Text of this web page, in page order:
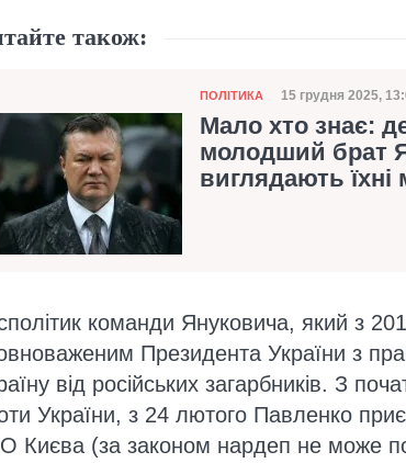
також:
Категорія
ПОЛІТИКА Дата
15 грудня 2025,
Мало хто знає:
молодший брат
виглядають
команди Януковича, який з
Президента України з
від російських загарбників. З
України, з 24 лютого Павленко
Києва (за законом нардеп не може